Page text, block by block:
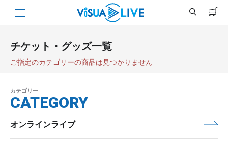
チケット・グッズ一覧
ご指定のカテゴリーの商品は見つかりません
カテゴリー
CATEGORY
オンラインライブ